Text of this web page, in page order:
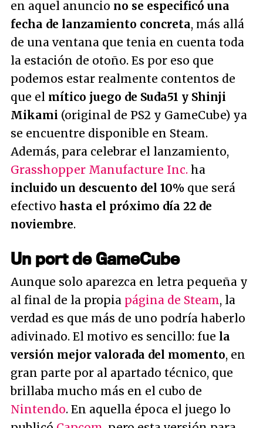
en aquel anuncio no se especificó una
fecha de lanzamiento concreta, más allá
de una ventana que tenia en cuenta toda
la estación de otoño. Es por eso que
podemos estar realmente contentos de
que el mítico juego de Suda51 y Shinji
Mikami (original de PS2 y GameCube) ya
se encuentre disponible en Steam.
Además, para celebrar el lanzamiento,
Grasshopper Manufacture Inc. ha
incluido un descuento del 10% que será
efectivo hasta el próximo día 22 de
noviembre.
Un port de GameCube
Aunque solo aparezca en letra pequeña y
al final de la propia página de Steam, la
verdad es que más de uno podría haberlo
adivinado. El motivo es sencillo: fue la
versión mejor valorada del momento, en
gran parte por al apartado técnico, que
brillaba mucho más en el cubo de
Nintendo. En aquella época el juego lo